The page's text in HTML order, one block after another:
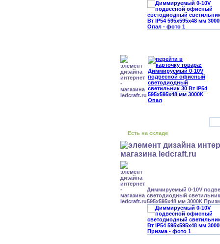
Есть на складе
Диммируемый 0-10V
светодиодный
595x595x48 мм 3000К